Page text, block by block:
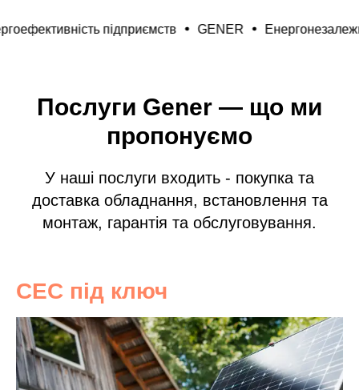
Енергоефективність підприємств GENER
Послуги Gener — що ми
пропонуємо
У наші послуги входить - покупка та
доставка обладнання, встановлення та
монтаж, гарантія та обслуговування.
СЕС під ключ